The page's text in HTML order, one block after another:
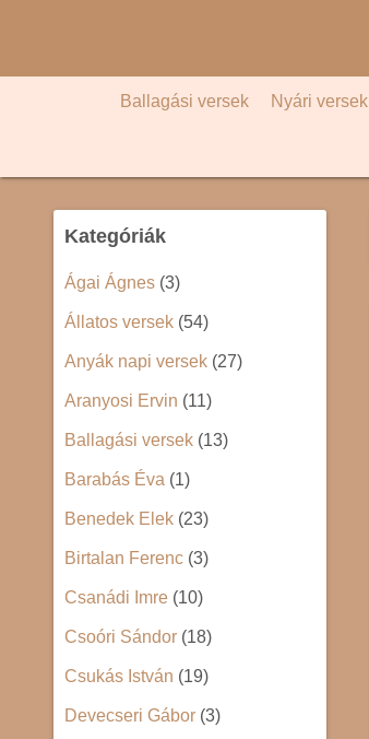
c
Ballagási versek Nyári versek
Kategóriák
Ágai Ágnes (3)
Állatos versek (54)
Anyák napi versek (27)
Aranyosi Ervin (11)
Ballagási versek (13)
Barabás Éva (1)
Benedek Elek (23)
Birtalan Ferenc (3)
Csanádi Imre (10)
Csoóri Sándor (18)
Csukás István (19)
Devecseri Gábor (3)